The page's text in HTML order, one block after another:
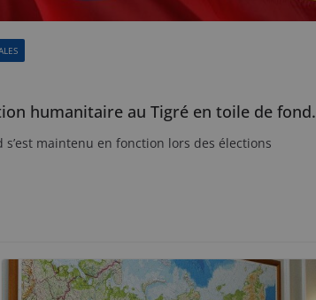
humanitaire au Tigré en toile de fond.
maintenu en fonction lors des élections